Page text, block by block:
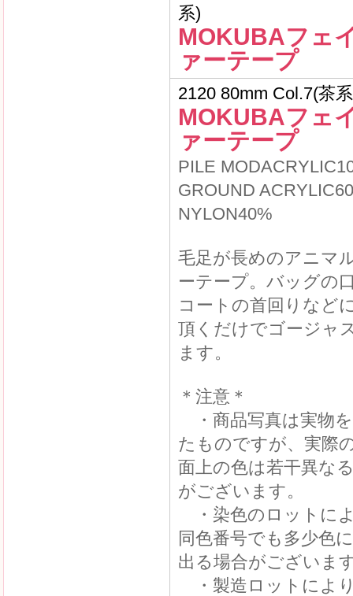
系)
MOKUBAフェ
ァーテープ
2120 80mm Col.7(茶
MOKUBAフェ
ァーテープ
PILE
GROUND
NYLON40%
毛足が長めのアニマ
ーテープ。バッグの
コートの首回りなど
頂くだけでゴージャ
ます。
＊注意＊
・商品写真は実物
たものですが、実際
面上の色は若干異な
がございます。
・染色のロットに
同色番号でも多少色
出る場合がございま
・製造ロットによ